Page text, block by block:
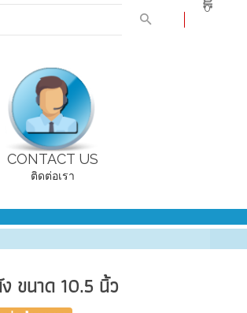
0
CONTACT US
ติดต่อเรา
ขนาด 10.5 นิ้ว